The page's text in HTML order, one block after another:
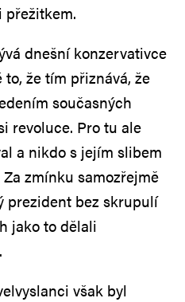
přežitkem.
dnešní konzervativce
že tím přiznává, že
současných
revoluce. Pro tu ale
a nikdo s jejím slibem
zmínku samozřejmě
prezident bez skrupulí
jako to dělali
však byl